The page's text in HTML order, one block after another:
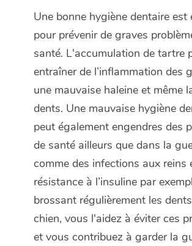
Une bonne hygiène dentaire est
pour prévenir de graves
santé. L'accumulation de tartre
entraîner de l’inflammation des
une mauvaise haleine et même
dents. Une mauvaise hygiène
peut également engendres des
de santé ailleurs que dans la
comme des infections aux reins
résistance à l’insuline par
brossant régulièrement les
chien, vous l'aidez à éviter ces
et vous contribuez à garder la